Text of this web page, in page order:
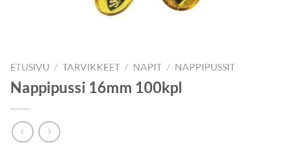
ETUSIVU / TARVIKKEET / NAPIT / NAPPIPUSSIT
Nappipussi 16mm 100kpl